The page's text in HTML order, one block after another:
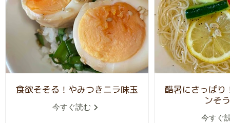
食欲そそる！やみつきニラ味玉
今すぐ読む
酷暑にさっぱり
ンそ
今すぐ